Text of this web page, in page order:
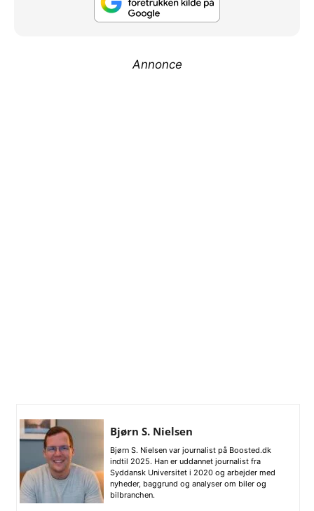
Annonce
Bjørn S. Nielsen
Bjørn S. Nielsen var journalist på Boosted.dk
indtil 2025. Han er uddannet journalist fra
Syddansk Universitet i 2020 og arbejder med
nyheder, baggrund og analyser om biler og
bilbranchen.